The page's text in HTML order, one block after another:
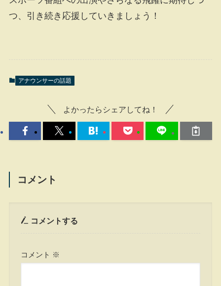
つ、引き続き応援していきましょう！
アナウンサーの話題
よかったらシェアしてね！
コメント
コメントする
コメント ※